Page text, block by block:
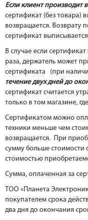
Если клиент производит
сертификат (без товара)
возвращается. Возврату
сертификат
В случае если
раза, держатель может
сертификата (при
течение двух дней до
сертификат считается
только в том магазине,
Сертификатом можно
техники меньше чем
возвращается. При
сумму больше стоимости
стоимостью
Сумма, оплаченная за
ТОО «Планета
покупателем срока
два дня до окончания